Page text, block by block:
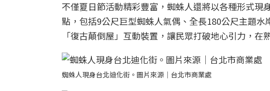
不僅夏日節活動精彩豐富，蜘蛛人還將以各種形式現
點，包括9公尺巨型蜘蛛人氣偶、全長180公尺主題
「復古顛倒屋」互動裝置，讓民眾打破地心引力，
蜘蛛人現身台北迪化街。圖片來源｜台北市商業處